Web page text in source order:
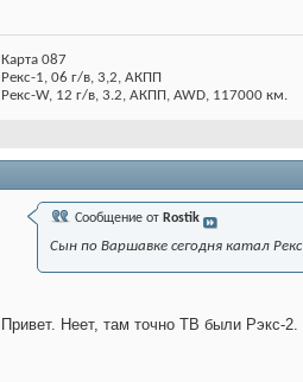
Карта 087
Рекс-1, 06 г/в, 3,2, АКПП
Рекс-W, 12 г/в, 3.2, АКПП, AWD, 117000 км.
Сообщение от Rostik
Сын по Варшавке сегодня катал
Привет. Неет, там точно ТВ были Рэкс-2.